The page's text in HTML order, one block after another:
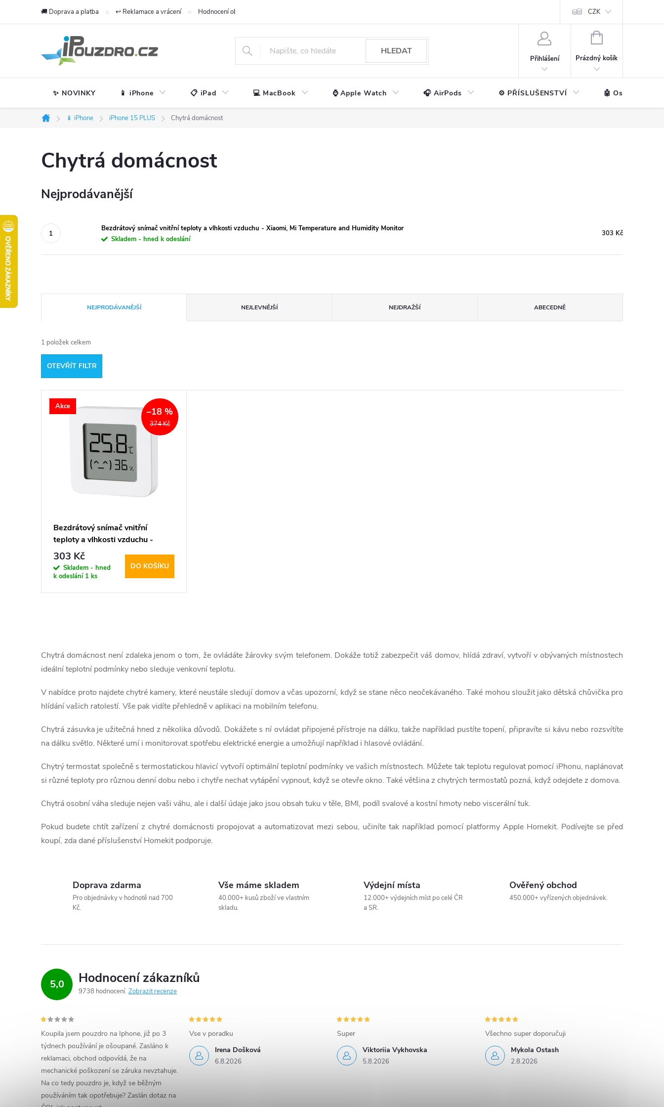
🚚 Doprava a platba ↩️ Reklamace a vrácení Hodnocení obchodu CZK
HLEDAT
Přihlášení
NÁKUPNÍ
Prázdný košík
✨ NOVINKY 📱 iPhone 📋 iPad 💻 MacBook ⌚ Apple Watch 🎧 AirPods ⚙️ PŘÍSLUŠENSTVÍ 🤖 Ostatní
Domů
📱 iPhone iPhone 15 PLUS Chytrá domácnost
Chytrá domácnost
Nejprodávanější
Bezdrátový snímač vnitřní teploty a vlhkosti vzduchu - Xiaomi, Mi Temperature and Humidity Monitor
Skladem - hned k odeslání
303 Kč
a
z
e
n
t
NEJPRODÁVANĚJŠÍ NEJLEVNĚJŠÍ NEJDRAŽŠÍ ABECEDNĚ
1 položek celkem
OTEVŘÍT FILTR
V
d
k
t
ů
Akce
374 Kč
–18 %
Bezdrátový snímač vnitřní
teploty a vlhkosti vzduchu -
Xiaomi, Mi Temperature and
Humidity Monitor
303 Kč
Skladem - hned
k odeslání 1 ks
DO KOŠÍKU
v
l
á
d
a
c
í
p
r
v
k
i
s
u
Chytrá domácnost není zdaleka jenom o tom, že ovládáte žárovky svým telefonem. Dokáže totiž zabezpečit váš domov, hlídá zdraví, vytvoří v obývaných místnostech
ideální teplotní podmínky nebo sleduje venkovní teplotu.
V nabídce proto najdete chytré kamery, které neustále sledují domov a včas upozorní, když se stane něco neočekávaného. Také mohou sloužit jako dětská chůvička pro
hlídání vašich ratolestí. Vše pak vidíte přehledně v aplikaci na mobilním telefonu.
Chytrá zásuvka je užitečná hned z několika důvodů. Dokážete s ní ovládat připojené přístroje na dálku, takže například pustíte topení, připravíte si kávu nebo rozsvítíte
na dálku světlo. Některé umí i monitorovat spotřebu elektrické energie a umožňují například i hlasové ovládání.
Chytrý termostat společně s termostatickou hlavicí vytvoří optimální teplotní podmínky ve vašich místnostech. Můžete tak teplotu regulovat pomocí iPhonu, naplánovat
si různé teploty pro různou denní dobu nebo i chytře nechat vytápění vypnout, když se otevře okno. Také většina z chytrých termostatů pozná, když odejdete z domova.
Chytrá osobní váha sleduje nejen vaši váhu, ale i další údaje jako jsou obsah tuku v těle, BMI, podíl svalové a kostní hmoty nebo viscerální tuk.
Pokud budete chtít zařízení z chytré domácnosti propojovat a automatizovat mezi sebou, učiníte tak například pomocí platformy Apple Homekit. Podívejte se před
koupí, zda dané příslušenství Homekit podporuje.
Doprava zdarma
Pro objednávky v hodnotě nad 700
Kč.
Vše máme skladem
40.000+ kusů zboží ve vlastním
skladu.
Výdejní místa
12.000+ výdejních míst po celé ČR
a SR.
Ověřený obchod
450.000+ vyřízených objednávek.
5,0 Hodnocení zákazníků
9738 hodnocení Zobrazit recenze
Koupila jsem pouzdro na Iphone, již po 3
týdnech používání je ošoupané. Zasláno k
reklamaci, obchod odpovídá, že na
mechanické poškození se záruka nevztahuje.
Na co tedy pouzdro je, když se běžným
používáním tak opotřebuje? Zaslán dotaz na
Irena Došková
6.8.2026
Vse v poradku
Viktoriia Vykhovska
5.8.2026
Super
Mykola Ostash
2.8.2026
Všechno super doporučuji